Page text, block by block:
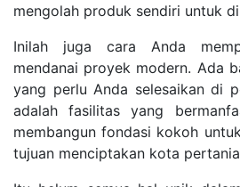
mengolah produk sendiri untuk
Inilah juga cara Anda
mendanai proyek modern. Ada
yang perlu Anda selesaikan di
adalah fasilitas yang
membangun fondasi kokoh
tujuan menciptakan kota